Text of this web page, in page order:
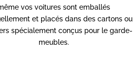
vos voitures sont emballés
et placés dans des cartons ou
spécialement conçus pour le garde-
meubles.